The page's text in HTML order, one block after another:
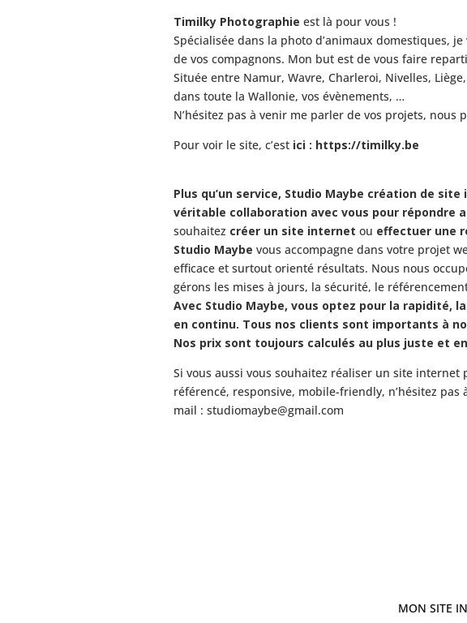
Timilky Photographie est là pour vous !
Spécialisée dans la photo d’animaux domestiques,
de vos compagnons. Mon but est de vous faire
Située entre Namur, Wavre, Charleroi, Nivelles,
dans toute la Wallonie, vos évènements, …
N’hésitez pas à venir me parler de vos projets, nous
Pour voir le site, c’est ici : https://timilky.be
Plus qu’un service, Studio Maybe création de site
véritable collaboration avec vous pour répondre
souhaitez créer un site internet ou effectuer une
Studio Maybe vous accompagne dans votre projet
efficace et surtout orienté résultats. Nous nous
gérons les mises à jours, la sécurité, le
Avec Studio Maybe, vous optez pour la rapidité,
en continu. Tous nos clients sont importants à
Nos prix sont toujours calculés au plus juste et
Si vous aussi vous souhaitez réaliser un site
référencé, responsive, mobile-friendly, n’hésitez pas
mail : studiomaybe@gmail.com
MON SITE